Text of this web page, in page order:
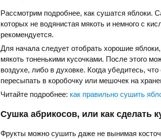
Рассмотрим подробнее, как сушатся яблоки.
которых не водянистая мякоть и немного с
рекомендуется.
Для начала следует отобрать хорошие
мякоть тоненькими кусочками. После этого
воздухе, либо в духовке. Когда убедитесь,
пересыпать в коробочку или мешочек на
Читайте подробнее: как правильно сушить
Сушка абрикосов, или как сделать
Фрукты можно сушить даже не вынимая